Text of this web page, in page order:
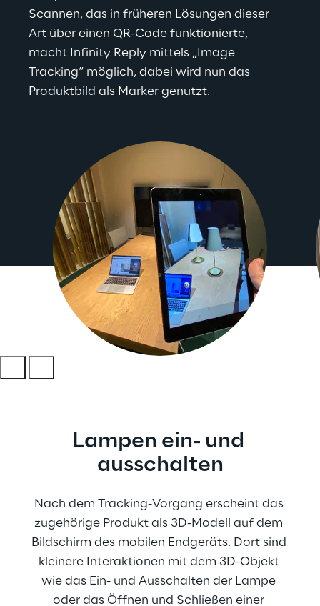
Scannen, das in früheren Lösungen dieser
Art über einen QR-Code funktionierte,
macht Infinity Reply mittels „Image
Tracking“ möglich, dabei wird nun das
Produktbild als Marker genutzt.
Lampen ein- und
ausschalten
Nach dem Tracking-Vorgang erscheint das
zugehörige Produkt als 3D-Modell auf dem
Bildschirm des mobilen Endgeräts. Dort sind
kleinere Interaktionen mit dem 3D-Objekt
wie das Ein- und Ausschalten der Lampe
oder das Öffnen und Schließen einer